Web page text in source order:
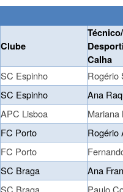
Clube
Calha
SC Espinho Rogério
SC Espinho Ana
APC Lisboa Mariana
FC Porto Rogério
FC Porto
SC Braga Ana
SC Braga Paulo